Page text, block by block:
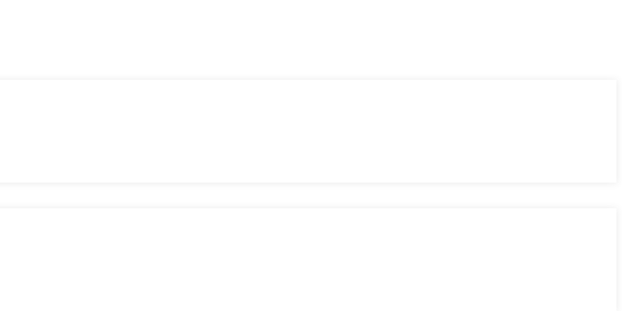
sans complications.
du marché.
des plateformes et des dApps.